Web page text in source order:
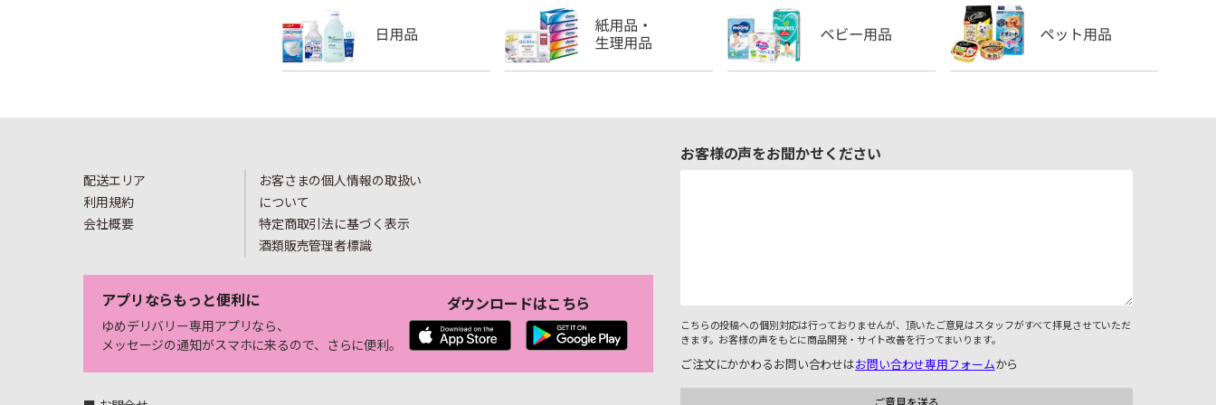
配送エリア
利用規約
会社概要
お客さまの個人情報の取扱い
について
特定商取引法に基づく表示
酒類販売管理者標識
アプリならもっと便利に
ゆめデリバリー専用アプリなら、
メッセージの通知がスマホに来るので、さらに便利。
ダウンロードはこちら
お客様の声をお聞かせください
こちらの投稿への個別対応は行っておりませんが、頂いたご意見はスタッフがすべて拝見させていただ
きます。お客様の声をもとに商品開発・サイト改善を行ってまいります。
ご注文にかかわるお問い合わせはお問い合わせ専用フォームから